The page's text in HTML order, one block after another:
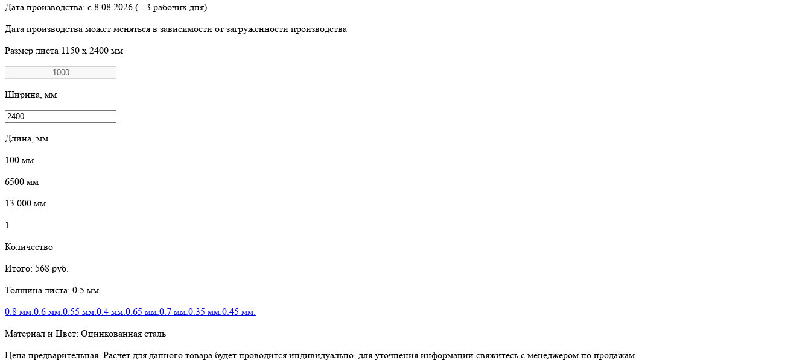
Дата производства: с 8.08.2026 (+ 3 рабочих дня)
Дата производства может меняться в зависимости от загруженности производства
Размер листа 1150 х 2400 мм
Ширина, мм
Длина, мм
100 мм
6500 мм
13 000 мм
1
Количество
Итого: 568 руб.
Толщина листа: 0.5 мм
0.8 мм. 0.6 мм. 0.55 мм. 0.4 мм. 0.65 мм. 0.7 мм. 0.35 мм. 0.45 мм.
Материал и Цвет: Оцинкованная сталь
Цена предварительная. Расчет для данного товара будет проводится индивидуально, для уточнения информации свяжитесь с менеджером по продажам.